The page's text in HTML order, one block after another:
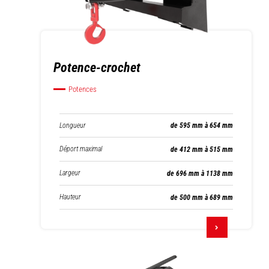
Potence-crochet
Potences
Longueur de 595 mm à 654 mm
Déport maximal de 412 mm à 515 mm
Largeur de 696 mm à 1138 mm
Hauteur de 500 mm à 689 mm